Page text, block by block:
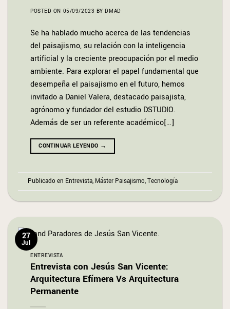
POSTED ON 05/09/2023 BYDMAD
Se ha hablado mucho acerca de las tendencias
del paisajismo, su relación con la inteligencia
artificial y la creciente preocupación por el medio
ambiente. Para explorar el papel fundamental que
desempeña el paisajismo en el futuro, hemos
invitado a Daniel Valera, destacado paisajista,
agrónomo y fundador del estudio DSTUDIO.
Además de ser un referente académico[…]
CONTINUAR LEYENDO →
Publicado en Entrevista, Máster Paisajismo,Tecnología
27
Jul
ENTREVISTA
Entrevista con Jesús San Vicente:
Arquitectura Efímera Vs Arquitectura
Permanente